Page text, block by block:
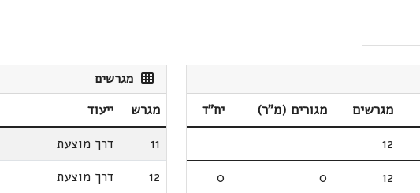
מגרשים מגורים (מ"ר)
יח"ד
12
12
0
0
מגרשים
מגרש
ייעוד
11
דרך מוצעת
12
דרך מוצעת